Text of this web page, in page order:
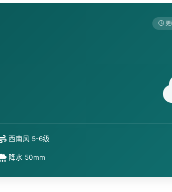
更
西南风 5-6级
降水 50mm